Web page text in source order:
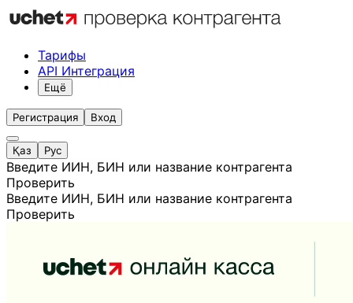
Тарифы
API Интеграция
Ещё
Регистрация Вход
Қаз Рус
Введите ИИН, БИН или название контрагента
Проверить
Введите ИИН, БИН или название контрагента
Проверить